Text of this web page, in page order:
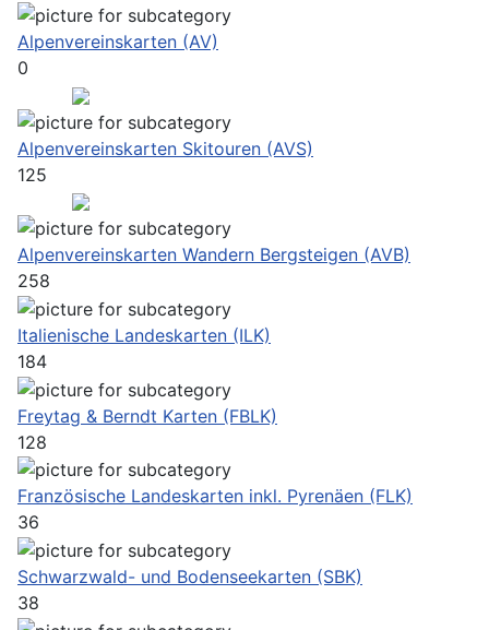
Alpenvereinskarten (AV)
0
Alpenvereinskarten Skitouren (AVS)
125
Alpenvereinskarten Wandern Bergsteigen (AVB)
258
Italienische Landeskarten (ILK)
184
Freytag & Berndt Karten (FBLK)
128
Französische Landeskarten inkl. Pyrenäen (FLK)
36
Schwarzwald- und Bodenseekarten (SBK)
38